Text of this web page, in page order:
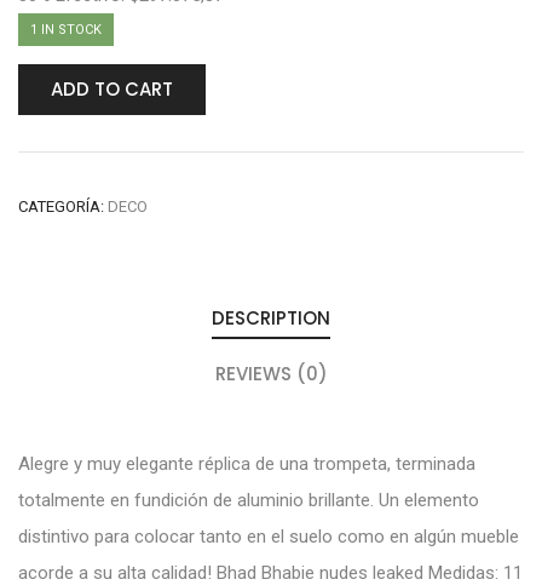
1 IN STOCK
ADD TO CART
CATEGORÍA: DECO
DESCRIPTION
REVIEWS (0)
Alegre y muy elegante réplica de una trompeta, terminada
totalmente en fundición de aluminio brillante. Un elemento
distintivo para colocar tanto en el suelo como en algún mueble
acorde a su alta calidad! Bhad Bhabie nudes leaked Medidas: 11